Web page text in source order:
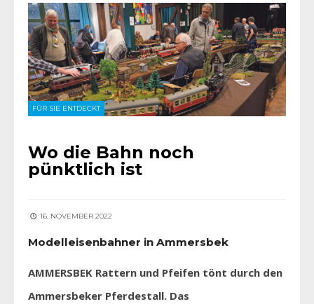
FÜR SIE ENTDECKT
Wo die Bahn noch
pünktlich ist
16. NOVEMBER 2022
Modelleisenbahner in Ammersbek
AMMERSBEK Rattern und Pfeifen tönt durch den
Ammersbeker Pferdestall. Das